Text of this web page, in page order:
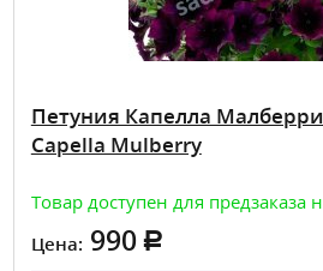
Петуния Капелла
Capella Mulberry
Товар доступен для предзаказа
Цена: 990